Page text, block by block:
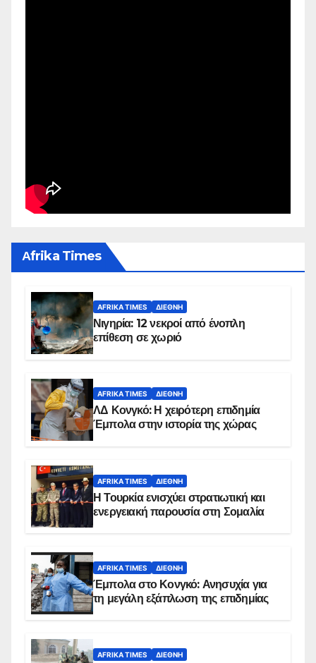
Αfrika Times
AFRIKA TIMES ΔΙΕΘΝΉ
Νιγηρία: 12 νεκροί από ένοπλη
επίθεση σε χωριό
AFRIKA TIMES ΔΙΕΘΝΉ
ΛΔ Κονγκό: Η χειρότερη επιδημία
Έμπολα στην ιστορία της χώρας
AFRIKA TIMES ΔΙΕΘΝΉ
Η Τουρκία ενισχύει στρατιωτική και
ενεργειακή παρουσία στη Σομαλία
AFRIKA TIMES ΔΙΕΘΝΉ
Έμπολα στο Κονγκό: Ανησυχία για
τη μεγάλη εξάπλωση της επιδημίας
AFRIKA TIMES ΔΙΕΘΝΉ